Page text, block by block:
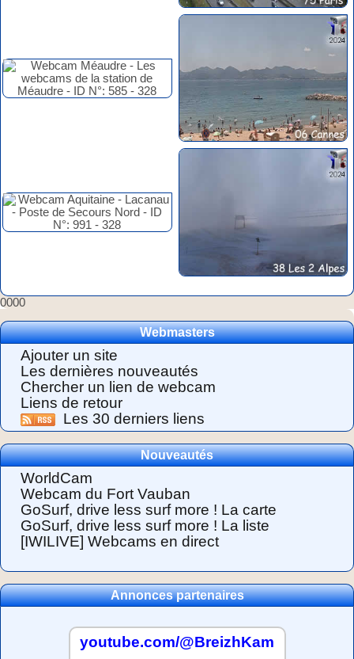
0000
Webmasters
Ajouter un site
Les dernières nouveautés
Chercher un lien de webcam
Liens de retour
Les 30 derniers liens
Nouveautés
WorldCam
Webcam du Fort Vauban
GoSurf, drive less surf more ! La carte
GoSurf, drive less surf more ! La liste
[IWILIVE] Webcams en direct
Annonces partenaires
youtube.com/@BreizhKam